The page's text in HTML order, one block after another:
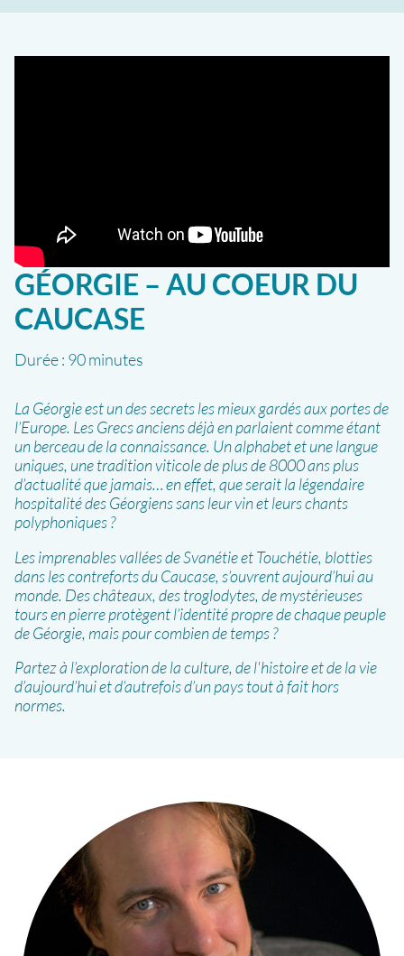
GÉORGIE – AU COEUR DU
CAUCASE
Durée : 90 minutes
La Géorgie est un des secrets les mieux gardés aux portes de
l’Europe. Les Grecs anciens déjà en parlaient comme étant
un berceau de la connaissance. Un alphabet et une langue
uniques, une tradition viticole de plus de 8000 ans plus
d’actualité que jamais… en effet, que serait la légendaire
hospitalité des Géorgiens sans leur vin et leurs chants
polyphoniques ?
Les imprenables vallées de Svanétie et Touchétie, blotties
dans les contreforts du Caucase, s’ouvrent aujourd’hui au
monde. Des châteaux, des troglodytes, de mystérieuses
tours en pierre protègent l’identité propre de chaque peuple
de Géorgie, mais pour combien de temps ?
Partez à l’exploration de la culture, de l'histoire et de la vie
d’aujourd’hui et d’autrefois d’un pays tout à fait hors
normes.